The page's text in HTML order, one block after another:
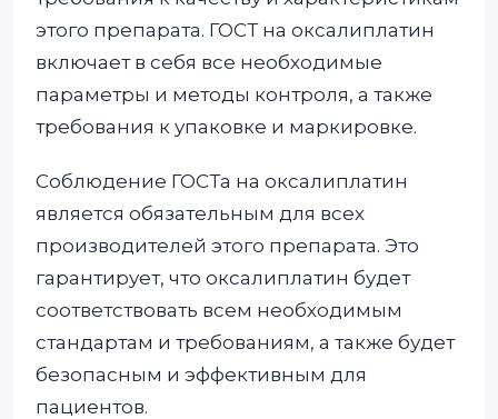
этого препарата. ГОСТ на оксалиплатин
включает в себя все необходимые
параметры и методы контроля, а также
требования к упаковке и маркировке.
Соблюдение ГОСТа на оксалиплатин
является обязательным для всех
производителей этого препарата. Это
гарантирует, что оксалиплатин будет
соответствовать всем необходимым
стандартам и требованиям, а также будет
безопасным и эффективным для
пациентов.